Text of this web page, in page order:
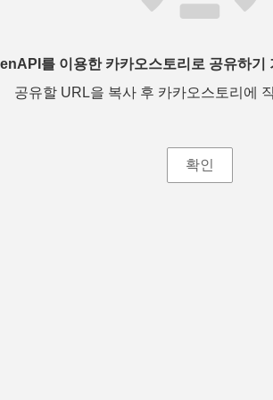
를 이용한 카카오스토리로 공유하기
공유할 URL을 복사 후 카카오스토리에
확인